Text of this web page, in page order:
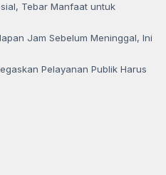
Tebar Manfaat untuk
Jam Sebelum Meninggal, Ini
Pelayanan Publik Harus